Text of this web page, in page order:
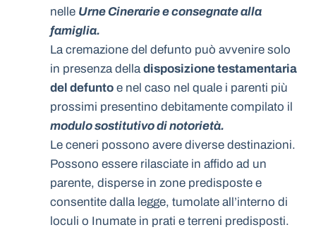
nelle Urne Cinerarie e consegnate alla
famiglia.
La cremazione del defunto può avvenire solo
in presenza della disposizione testamentaria
del defunto e nel caso nel quale i parenti più
prossimi presentino debitamente compilato il
modulo sostitutivo di notorietà.
Le ceneri possono avere diverse destinazioni.
Possono essere rilasciate in affido ad un
parente, disperse in zone predisposte e
consentite dalla legge, tumolate all’interno di
loculi o Inumate in prati e terreni predisposti.